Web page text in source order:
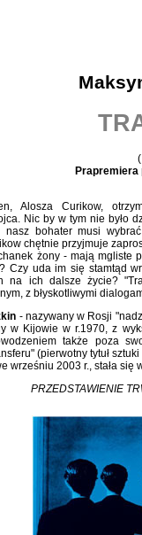
Prapremiera
Alosza Curikow,
Nic by w tym nie było
bohater musi
chętnie przyjmuje
żony - mają mgliste
Czy uda im się stamtąd
na ich dalsze życie?
z błyskotliwymi
- nazywany w Rosji
w Kijowie w r.1970, z
także poza
(pierwotny tytuł
wrześniu 2003 r., stała
PRZEDSTAWIENIE